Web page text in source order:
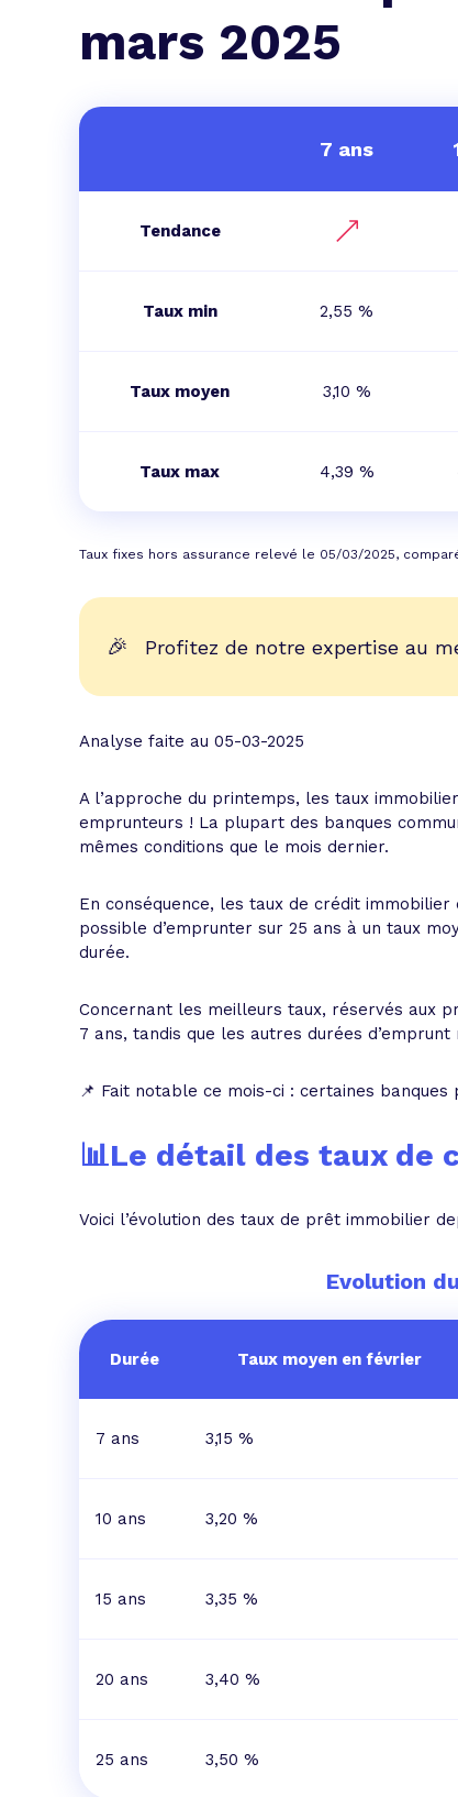
Profitez de notre expertise au
Trouvez votre prêt conso au
Bénéficiez de notre expertise en
mars 2025
7 ans
Tendance
Taux min 2,55 %
Taux moyen 3,10 %
Taux max 4,39 %
Taux fixes hors assurance relevé le 05/03/2025,
🎉 Profitez de notre expertise au
Analyse faite au 05-03-2025
A l’approche du printemps, les taux
emprunteurs ! La plupart des banques
mêmes conditions que le mois dernier.
En conséquence, les taux de crédit
possible d’emprunter sur 25 ans à un taux
durée.
Concernant les meilleurs taux, réservés aux
7 ans, tandis que les autres durées
📌 Fait notable ce mois-ci : certaines banques
📊Le détail des taux de
Voici l’évolution des taux de prêt immobilier
Evolution
Durée Taux moyen en février
7 ans 3,15 %
10 ans 3,20 %
15 ans 3,35 %
20 ans 3,40 %
25 ans 3,50 %